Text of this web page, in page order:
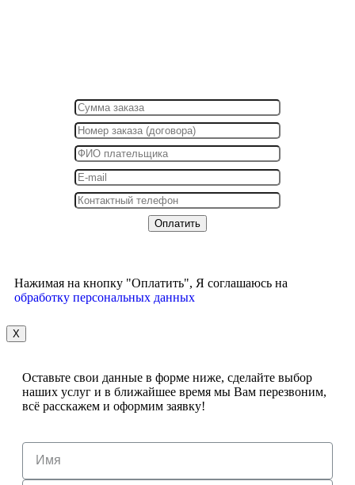
Нажимая на кнопку "Оплатить", Я соглашаюсь на
обработку персональных данных
X
Оставьте свои данные в форме ниже, сделайте выбор
наших услуг и в ближайшее время мы Вам перезвоним,
всё расскажем и оформим заявку!